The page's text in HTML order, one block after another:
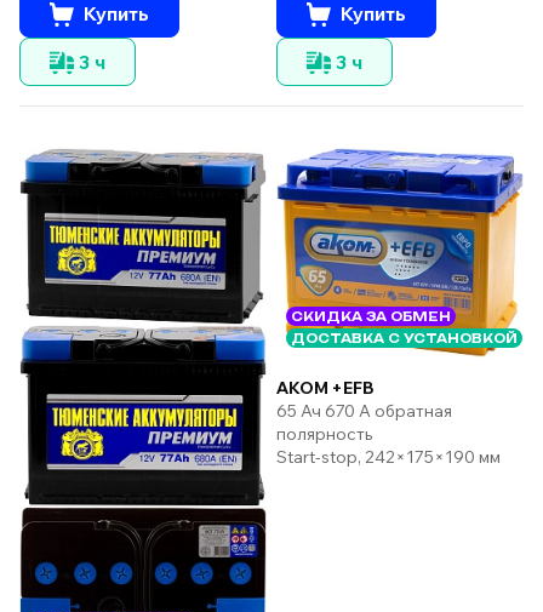
Купить
3 ч
Купить
3 ч
СКИДКА ЗА ОБМЕН
ДОСТАВКА С УСТАНОВКОЙ
AKOM +EFB
65 Ач 670 А обратная
полярность
Start-stop, 242×175×190 мм